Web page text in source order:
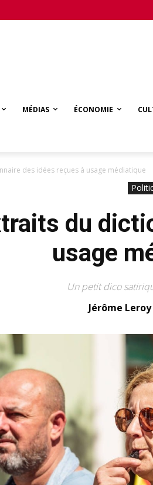
MÉDIAS ÉCONOMIE
des idées reçues à usage médiatique
du
usage
Un petit dico
Jérôme Leroy